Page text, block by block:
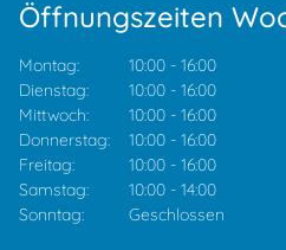
Öffnungszeiten
Montag: 10:00 - 16:00
Dienstag:
10:00 - 16:00
Mittwoch:
10:00 - 16:00
Donnerstag:
10:00 - 16:00
Freitag:
10:00 - 16:00
Samstag:
10:00 - 14:00
Sonntag:
Geschlossen